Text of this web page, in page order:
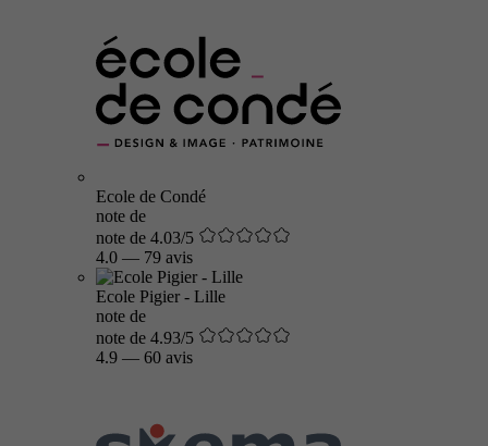
Ecole de Condé
note de
note de 4.03/5
4.0 — 79 avis
Ecole Pigier - Lille
note de
note de 4.93/5
4.9 — 60 avis